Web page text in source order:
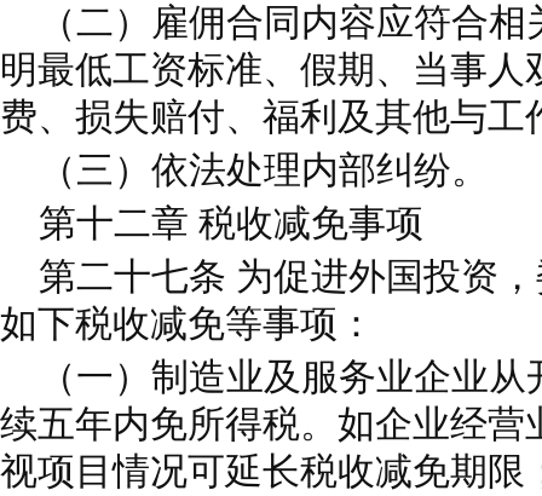
（二）雇佣合同内容应符合相
明最低工资标准、假期、当事
费、损失赔付、福利及其他与
（三）依法处理内部纠纷。
第十二章 税收减免事项
第二十七条 为促进外国投资
如下税收减免等事项：
（一）制造业及服务业企业从
续五年内免所得税。如企业经营
视项目情况可延长税收减免期限